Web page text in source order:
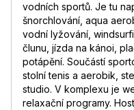
vodních sportů. Je tu
šnorchlování, aqua
vodní lyžování,
člunu, jízda na kánoi,
potápění. Součástí
stolní tenis a aerobik,
studio. V komplexu je
relaxační programy.